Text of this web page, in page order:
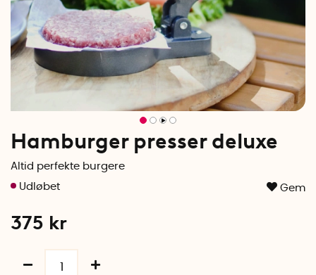
Hamburger presser deluxe
Altid perfekte burgere
Gem
375 kr